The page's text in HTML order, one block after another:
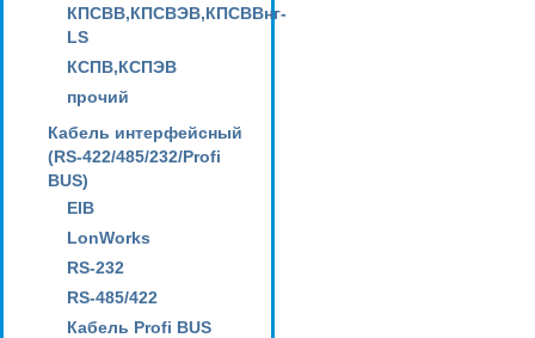
КПСВВ,КПСВЭВ,КПСВВнг-
LS
КСПВ,КСПЭВ
прочий
Кабель интерфейсный
(RS-422/485/232/Profi
BUS)
EIB
LonWorks
RS-232
RS-485/422
Кабель Profi BUS